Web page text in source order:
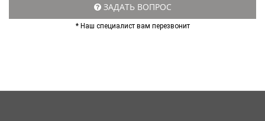
ЗАДАТЬ ВОПРОС
* Наш специалист вам перезвонит